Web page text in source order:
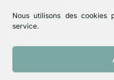
Nous utilisons des
service.
Lutte contre